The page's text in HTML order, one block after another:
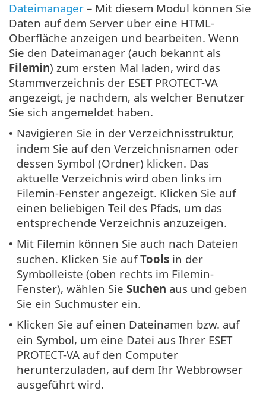
Dateimanager – Mit diesem Modul können Sie
Daten auf dem Server über eine HTML-
Oberfläche anzeigen und bearbeiten. Wenn
Sie den Dateimanager (auch bekannt als
Filemin) zum ersten Mal laden, wird das
Stammverzeichnis der ESET PROTECT-VA
angezeigt, je nachdem, als welcher Benutzer
Sie sich angemeldet haben.
• Navigieren Sie in der Verzeichnisstruktur,
indem Sie auf den Verzeichnisnamen oder
dessen Symbol (Ordner) klicken. Das
aktuelle Verzeichnis wird oben links im
Filemin-Fenster angezeigt. Klicken Sie auf
einen beliebigen Teil des Pfads, um das
entsprechende Verzeichnis anzuzeigen.
• Mit Filemin können Sie auch nach Dateien
suchen. Klicken Sie aufTools in der
Symbolleiste (oben rechts im Filemin-
Fenster), wählen Sie Suchen aus und geben
Sie ein Suchmuster ein.
• Klicken Sie auf einen Dateinamen bzw. auf
ein Symbol, um eine Datei aus Ihrer ESET
PROTECT-VA auf den Computer
herunterzuladen, auf dem Ihr Webbrowser
ausgeführt wird.